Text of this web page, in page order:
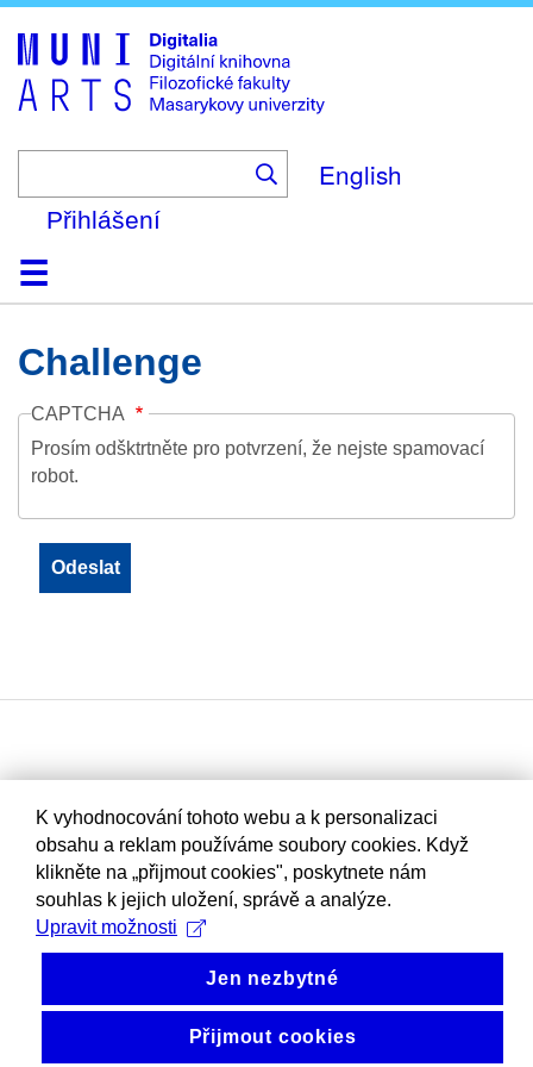
to
main
content
English
Přihlášení
DomůKolekce
Prohlížení
Vyhledávání
O platformě
Nápověda
KontaktDigitalia
Challenge
CAPTCHA
Prosím odšktrtněte pro potvrzení, že nejste spamovací
robot.
K vyhodnocování tohoto webu a k personalizaci
obsahu a reklam používáme soubory cookies. Když
klikněte na „přijmout cookies", poskytnete nám
souhlas k jejich uložení, správě a analýze.
Upravit možnosti
Jen nezbytné
Přijmout cookies